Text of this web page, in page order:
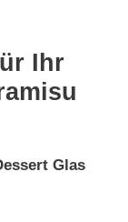
Ihr
Glas